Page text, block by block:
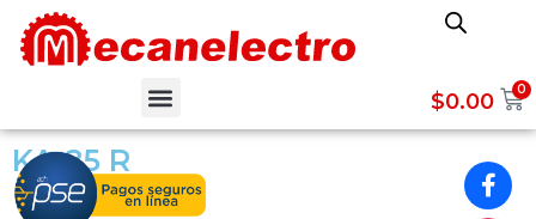
contenido
Menu $0.00 0
KA 85 R